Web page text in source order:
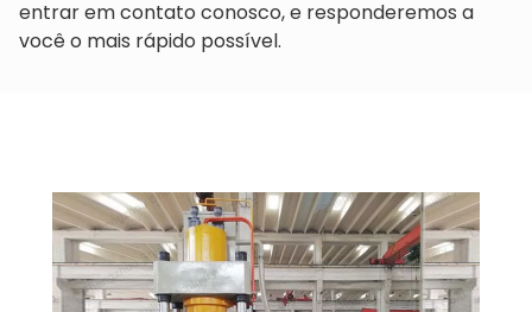
entrar em contato conosco, e responderemos a
você o mais rápido possível.